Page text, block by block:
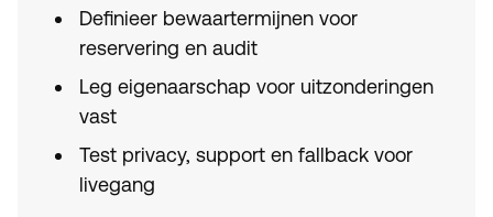
Definieer bewaartermijnen voor
reservering en audit
Leg eigenaarschap voor uitzonderingen
vast
Test privacy, support en fallback voor
livegang